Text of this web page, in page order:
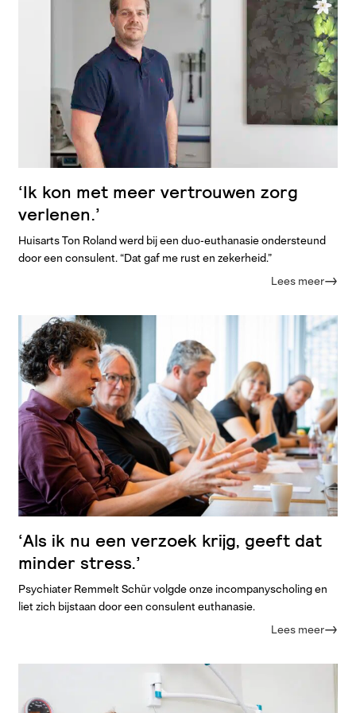
‘Ik kon met meer vertrouwen zorg
verlenen.’
Huisarts Ton Roland werd bij een duo-euthanasie ondersteund
door een consulent. “Dat gaf me rust en zekerheid.”
Lees meer
‘Als ik nu een verzoek krijg, geeft dat
minder stress.’
Psychiater Remmelt Schür volgde onze incompanyscholing en
liet zich bijstaan door een consulent euthanasie.
Lees meer